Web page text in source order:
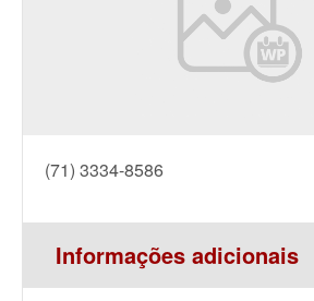
(71) 3334-8586
Informações adicionais